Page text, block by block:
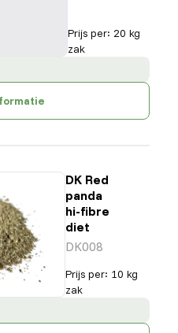
Prijs per: 20 kg
zak
DK Red
panda
hi-fibre
diet
DK008
Prijs per: 10 kg
zak